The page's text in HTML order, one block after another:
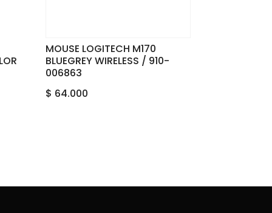
MOUSE LOGITECH M170
BLUEGREY WIRELESS / 910-
006863
$ 64.000